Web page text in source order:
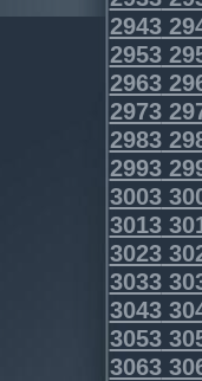
2943
2953
2963
2973
2983
2993
3003
3013
3023
3033
3043
3053
3063